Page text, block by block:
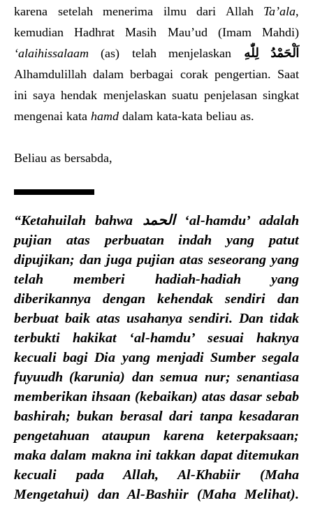
karena setelah menerima ilmu dari Allah Ta’ala,
kemudian Hadhrat Masih Mau’ud (Imam Mahdi)
‘alaihissalaam(as) telah menjelaskan اَلْحَمْدُ لِلّٰهِ
Alhamdulillah dalam berbagai corak pengertian. Saat
ini saya hendak menjelaskan suatu penjelasan singkat
mengenai kata hamd dalam kata-kata beliau as.
Beliau as bersabda,
“Ketahuilah bahwa الحمد ‘al-hamdu’ adalah
pujian atas perbuatan indah yang patut
dipujikan; dan juga pujian atas seseorang yang
telah memberi hadiah-hadiah yang
diberikannya dengan kehendak sendiri dan
berbuat baik atas usahanya sendiri. Dan tidak
terbukti hakikat ‘al-hamdu’ sesuai haknya
kecuali bagi Dia yang menjadi Sumber segala
fuyuudh (karunia) dan semua nur; senantiasa
memberikan ihsaan (kebaikan) atas dasar sebab
bashirah; bukan berasal dari tanpa kesadaran
pengetahuan ataupun karena keterpaksaan;
maka dalam makna ini takkan dapat ditemukan
kecuali pada Allah, Al-Khabiir (Maha
Mengetahui) dan Al-Bashiir (Maha Melihat).